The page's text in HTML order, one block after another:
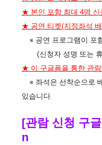
★ 본인 포함 최대 4명 신
★ 공연 티켓(지정좌석
※ 공연 프로그램이 포
(신청자 성명 또는 휴
★ 이 구글폼을 통한 관
※ 좌석은 선착순으로
있습니다.
[관람 신청 구
n